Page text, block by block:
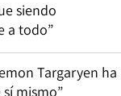
siendo
a todo”
Targaryen ha
mismo”